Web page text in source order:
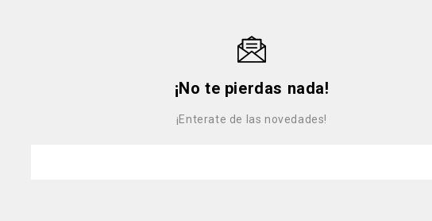
¡No te pierdas nada!
¡Enterate de las novedades!